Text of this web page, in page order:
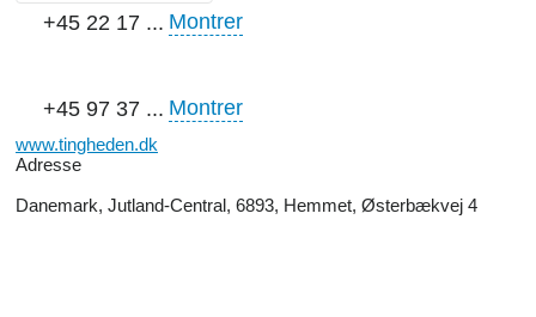
+45 22 17 ... Montrer
+45 97 37 ... Montrer
www.tingheden.dk
Adresse
Danemark, Jutland-Central, 6893, Hemmet, Østerbækvej 4